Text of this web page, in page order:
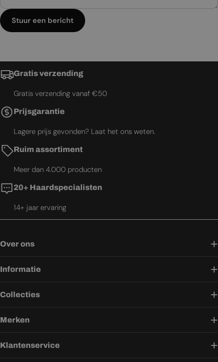
Stuur een bericht
Gratis verzending
Gratis verzending vanaf €50
Prijsgarantie
Lagere prijs gevonden? Laat het ons weten.
Ruim assortiment
Meer dan 4.000 producten
20+ Haardspecialisten
14+ jaar ervaring
Over ons
Informatie
Collecties
Merken
Klantenservice